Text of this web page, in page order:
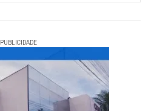
PUBLICIDADE